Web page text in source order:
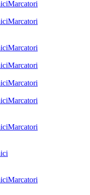
Marcatori
Marcatori
Marcatori
Marcatori
Marcatori
Marcatori
Marcatori
Marcatori